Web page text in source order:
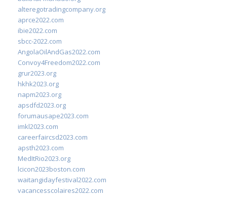
alteregotradingcompany.org
aprce2022.com
ibie2022.com
sbcc-2022.com
AngolaOilAndGas2022.com
Convoy4Freedom2022.com
grur2023.org
hkhk2023.org
napm2023.org
apsdfd2023.org
forumausape2023.com
imkl2023.com
careerfaircsd2023.com
apsth2023.com
MedItRio2023.org
lcicon2023boston.com
waitangidayfestival2022.com
vacancesscolaires2022.com